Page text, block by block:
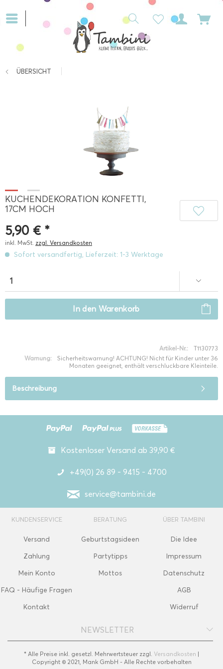
ÜBERSICHT
KUCHENDEKORATION KONFETTI,
17CM HOCH
5,90 € *
inkl. MwSt. zzgl. Versandkosten
Sofort versandfertig, Lieferzeit: 1-3 Werktage
In den Warenkorb
Artikel-Nr.:
T1130773
Warnung:
Sicherheitswarnung! ACHTUNG! Nicht für Kinder unter 36
Monaten geeignet, enthält verschluckbare Kleinteile.
Beschreibung
Kostenloser Versand ab 39,90 €
+49(0) 26 89 - 9415 - 4700
service@tambini.de
KUNDENSERVICE
Versand
Zahlung
Mein Konto
FAQ - Häufige Fragen
Kontakt
BERATUNG
Geburtstagsideen
Partytipps
Mottos
ÜBER TAMBINI
Die Idee
Impressum
Datenschutz
AGB
Widerruf
NEWSLETTER
* Alle Preise inkl. gesetzl. Mehrwertsteuer zzgl. Versandkosten |
Copyright © 2021, Mank GmbH - Alle Rechte vorbehalten